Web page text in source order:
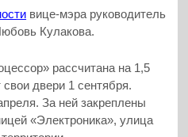
вице-мэра руководитель
Кулакова.
рассчитана на 1,5
двери 1 сентября.
За ней закреплены
«Электроника», улица